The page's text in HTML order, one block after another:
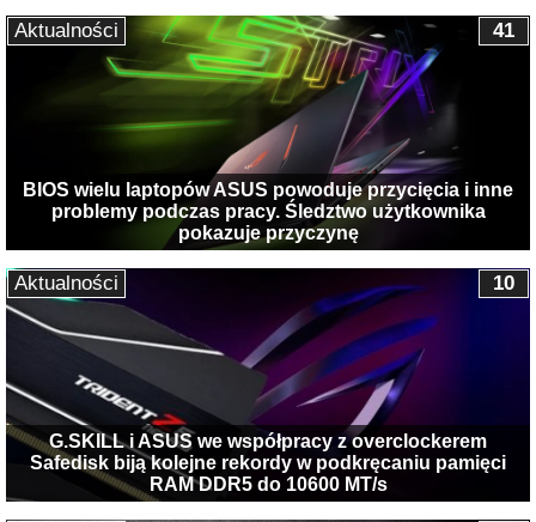
BIOS wielu laptopów ASUS powoduje przycięcia i inne
problemy podczas pracy. Śledztwo użytkownika
pokazuje przyczynę
41
Aktualności
G.SKILL i ASUS we współpracy z overclockerem
Safedisk biją kolejne rekordy w podkręcaniu pamięci
RAM DDR5 do 10600 MT/s
10
Aktualności